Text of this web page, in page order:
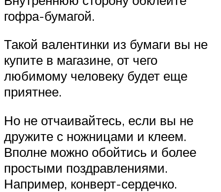
гофра-бумагой.
Такой валентинки из бумаги вы не
купите в магазине, от чего
любимому человеку будет еще
приятнее.
Но не отчаивайтесь, если вы не
дружите с ножницами и клеем.
Вполне можно обойтись и более
простыми поздравлениями.
Например, конверт-сердечко.